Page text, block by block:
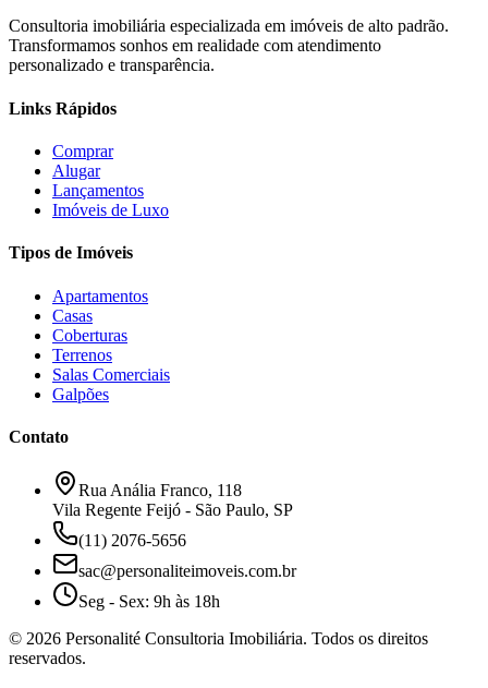
Consultoria imobiliária especializada em imóveis de alto padrão.
Transformamos sonhos em realidade com atendimento
personalizado e transparência.
Links Rápidos
Comprar
Alugar
Lançamentos
Imóveis de Luxo
Tipos de Imóveis
Apartamentos
Casas
Coberturas
Terrenos
Salas Comerciais
Galpões
Contato
Rua Anália Franco, 118
Vila Regente Feijó - São Paulo, SP
(11) 2076-5656
sac@personaliteimoveis.com.br
Seg - Sex: 9h às 18h
© 2026 Personalité Consultoria Imobiliária. Todos os direitos
reservados.